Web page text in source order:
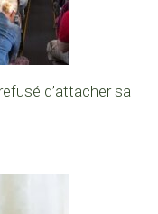
d’attacher sa